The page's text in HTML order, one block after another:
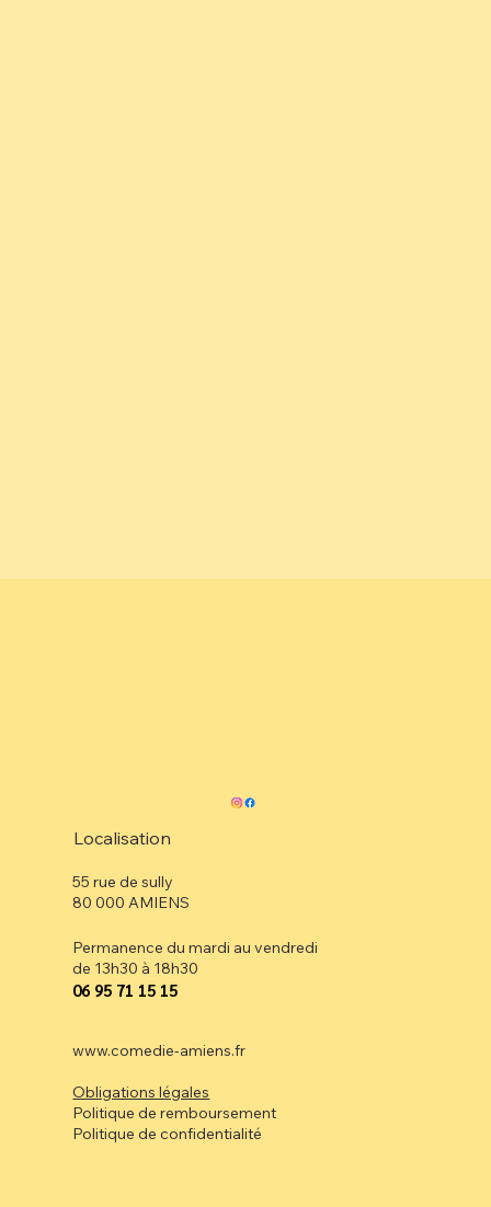
Localisation
55 rue de sully
80 000 AMIENS
Permanence du mardi au vendredi
de 13h30 à 18h30
⁠06 95 71 15 15
www.comedie-amiens.fr
Obligations légales
Politique de remboursement
Politique de confidentialité